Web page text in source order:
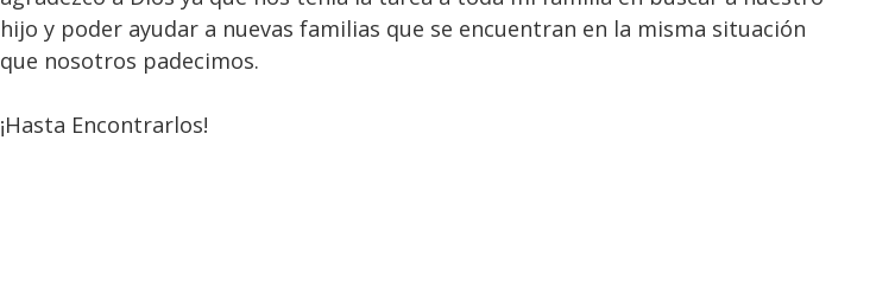
hijo y poder ayudar a nuevas familias que se encuentran en la misma situación
que nosotros padecimos.
¡Hasta Encontrarlos!